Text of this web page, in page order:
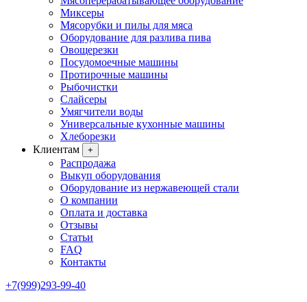
Миксеры
Мясорубки и пилы для мяса
Оборудование для разлива пива
Овощерезки
Посудомоечные машины
Протирочные машины
Рыбочистки
Слайсеры
Умягчители воды
Универсальные кухонные машины
Хлеборезки
Клиентам
+
Распродажа
Выкуп оборудования
Оборудование из нержавеющей стали
О компании
Оплата и доставка
Отзывы
Статьи
FAQ
Контакты
+7(999)293-99-40